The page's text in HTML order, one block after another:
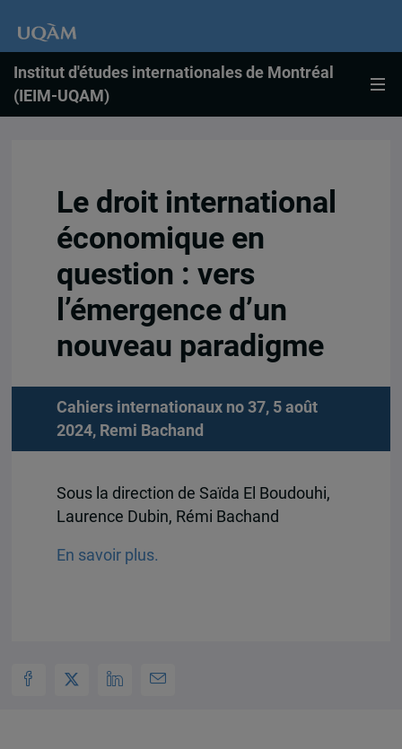
Institut d'études internationales de Montréal
(IEIM-UQAM)
Le droit international
économique en
question : vers
l’émergence d’un
nouveau paradigme
Cahiers internationaux no 37, 5 août
2024, Remi Bachand
Sous la direction de Saïda El Boudouhi,
Laurence Dubin, Rémi Bachand
En savoir plus.